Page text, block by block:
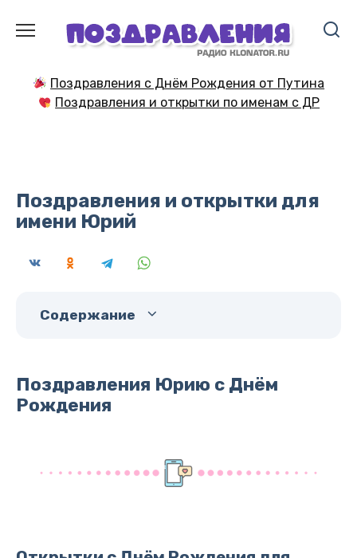
содержанию
Поздравления с Днём Рождения от Путина
Поздравления и открытки по именам с ДР
Поздравления и открытки для
имени Юрий
Содержание
Поздравления Юрию с Днём
Рождения